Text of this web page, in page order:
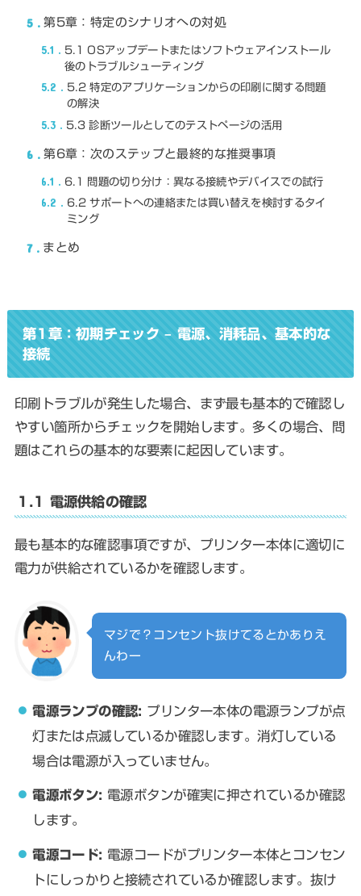
5 第5章：特定のシナリオへの対処
5.1
5.1 OSアップデートまたはソフトウェアインストール
後のトラブルシューティング
5.2
5.2 特定のアプリケーションからの印刷に関する問題
の解決
5.3 5.3 診断ツールとしてのテストページの活用
6 第6章：次のステップと最終的な推奨事項
6.1 6.1 問題の切り分け：異なる接続やデバイスでの試行
6.2
6.2 サポートへの連絡または買い替えを検討するタイ
ミング
7 まとめ
第1章：初期チェック – 電源、消耗品、基本的な
接続
印刷トラブルが発生した場合、まず最も基本的で確認し
やすい箇所からチェックを開始します。多くの場合、問
題はこれらの基本的な要素に起因しています。
1.1 電源供給の確認
最も基本的な確認事項ですが、プリンター本体に適切に
電力が供給されているかを確認します。
マジで？コンセント抜けてるとかありえ
んわー
電源ランプの確認: プリンター本体の電源ランプが点
灯または点滅しているか確認します。消灯している
場合は電源が入っていません。
電源ボタン: 電源ボタンが確実に押されているか確認
します。
電源コード: 電源コードがプリンター本体とコンセン
トにしっかりと接続されているか確認します。抜け